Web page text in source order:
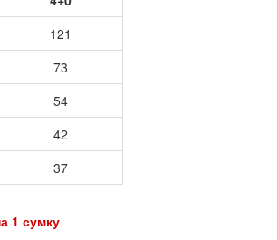
121
73
54
42
37
сумку